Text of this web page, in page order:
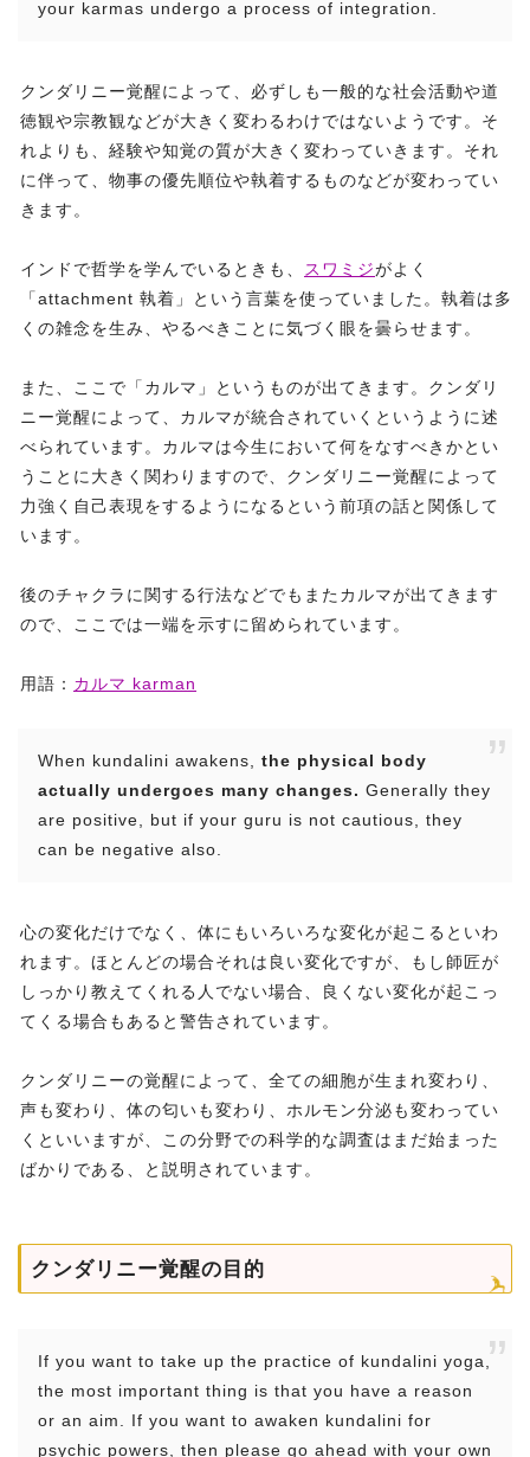
your karmas undergo a process of integration.
クンダリニー覚醒によって、必ずしも一般的な社会活動や道
徳観や宗教観などが大きく変わるわけではないようです。そ
れよりも、経験や知覚の質が大きく変わっていきます。それ
に伴って、物事の優先順位や執着するものなどが変わってい
きます。
インドで哲学を学んでいるときも、 スワミジがよく
「attachment 執着」という言葉を使っていました。執着は多
くの雑念を生み、やるべきことに気づく眼を曇らせます。
また、ここで「カルマ」というものが出てきます。クンダリ
ニー覚醒によって、カルマが統合されていくというように述
べられています。カルマは今生において何をなすべきかとい
うことに大きく関わりますので、クンダリニー覚醒によって
力強く自己表現をするようになるという前項の話と関係して
います。
後のチャクラに関する行法などでもまたカルマが出てきます
ので、ここでは一端を示すに留められています。
用語： カルマ karman
When kundalini awakens, the physical body
actually undergoes many changes. Generally they
are positive, but if your guru is not cautious, they
can be negative also.
心の変化だけでなく、体にもいろいろな変化が起こるといわ
れます。ほとんどの場合それは良い変化ですが、もし師匠が
しっかり教えてくれる人でない場合、良くない変化が起こっ
てくる場合もあると警告されています。
クンダリニーの覚醒によって、全ての細胞が生まれ変わり、
声も変わり、体の匂いも変わり、ホルモン分泌も変わってい
くといいますが、この分野での科学的な調査はまだ始まった
ばかりである、と説明されています。
クンダリニー覚醒の目的
If you want to take up the practice of kundalini yoga,
the most important thing is that you have a reason
or an aim. If you want to awaken kundalini for
psychic powers, then please go ahead with your own